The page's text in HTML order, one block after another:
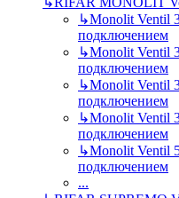
↳Monolit Ventil
подключением
↳Monolit Ventil
подключением
↳Monolit Ventil
подключением
↳Monolit Ventil
подключением
↳Monolit Ventil
подключением
...